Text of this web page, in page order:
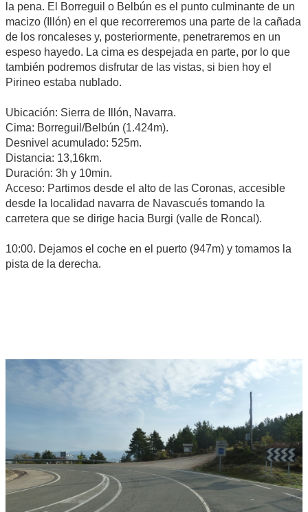
la pena. El Borreguil o Belbún es el punto culminante de un
macizo (Illón) en el que recorreremos una parte de la cañada
de los roncaleses y, posteriormente, penetraremos en un
espeso hayedo. La cima es despejada en parte, por lo que
también podremos disfrutar de las vistas, si bien hoy el
Pirineo estaba nublado.
Ubicación: Sierra de Illón, Navarra.
Cima: Borreguil/Belbún (1.424m).
Desnivel acumulado: 525m.
Distancia: 13,16km.
Duración: 3h y 10min.
Acceso: Partimos desde el alto de las Coronas, accesible
desde la localidad navarra de Navascués tomando la
carretera que se dirige hacia Burgi (valle de Roncal).
10:00. Dejamos el coche en el puerto (947m) y tomamos la
pista de la derecha.